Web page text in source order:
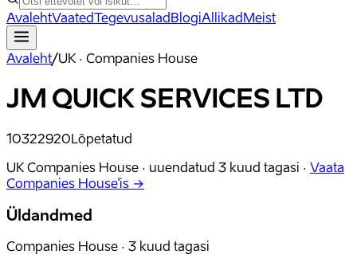
AvalehtVaatedTegevusaladBlogiAllikadMeist
Avaleht/UK · Companies House
JM QUICK SERVICES LTD
10322920Lõpetatud
UK Companies House · uuendatud 3 kuud tagasi · Vaata
Companies House'is →
Üldandmed
Companies House · 3 kuud tagasi